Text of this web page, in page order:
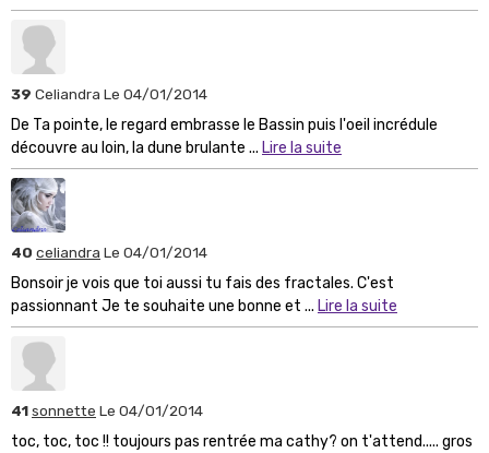
39 Celiandra Le 04/01/2014
De Ta pointe, le regard embrasse le Bassin puis l'oeil incrédule
découvre au loin, la dune brulante ... Lire la suite
40 celiandra Le 04/01/2014
Bonsoir je vois que toi aussi tu fais des fractales. C'est
passionnant Je te souhaite une bonne et ... Lire la suite
41sonnette Le 04/01/2014
toc, toc, toc !! toujours pas rentrée ma cathy? on t'attend..... gros